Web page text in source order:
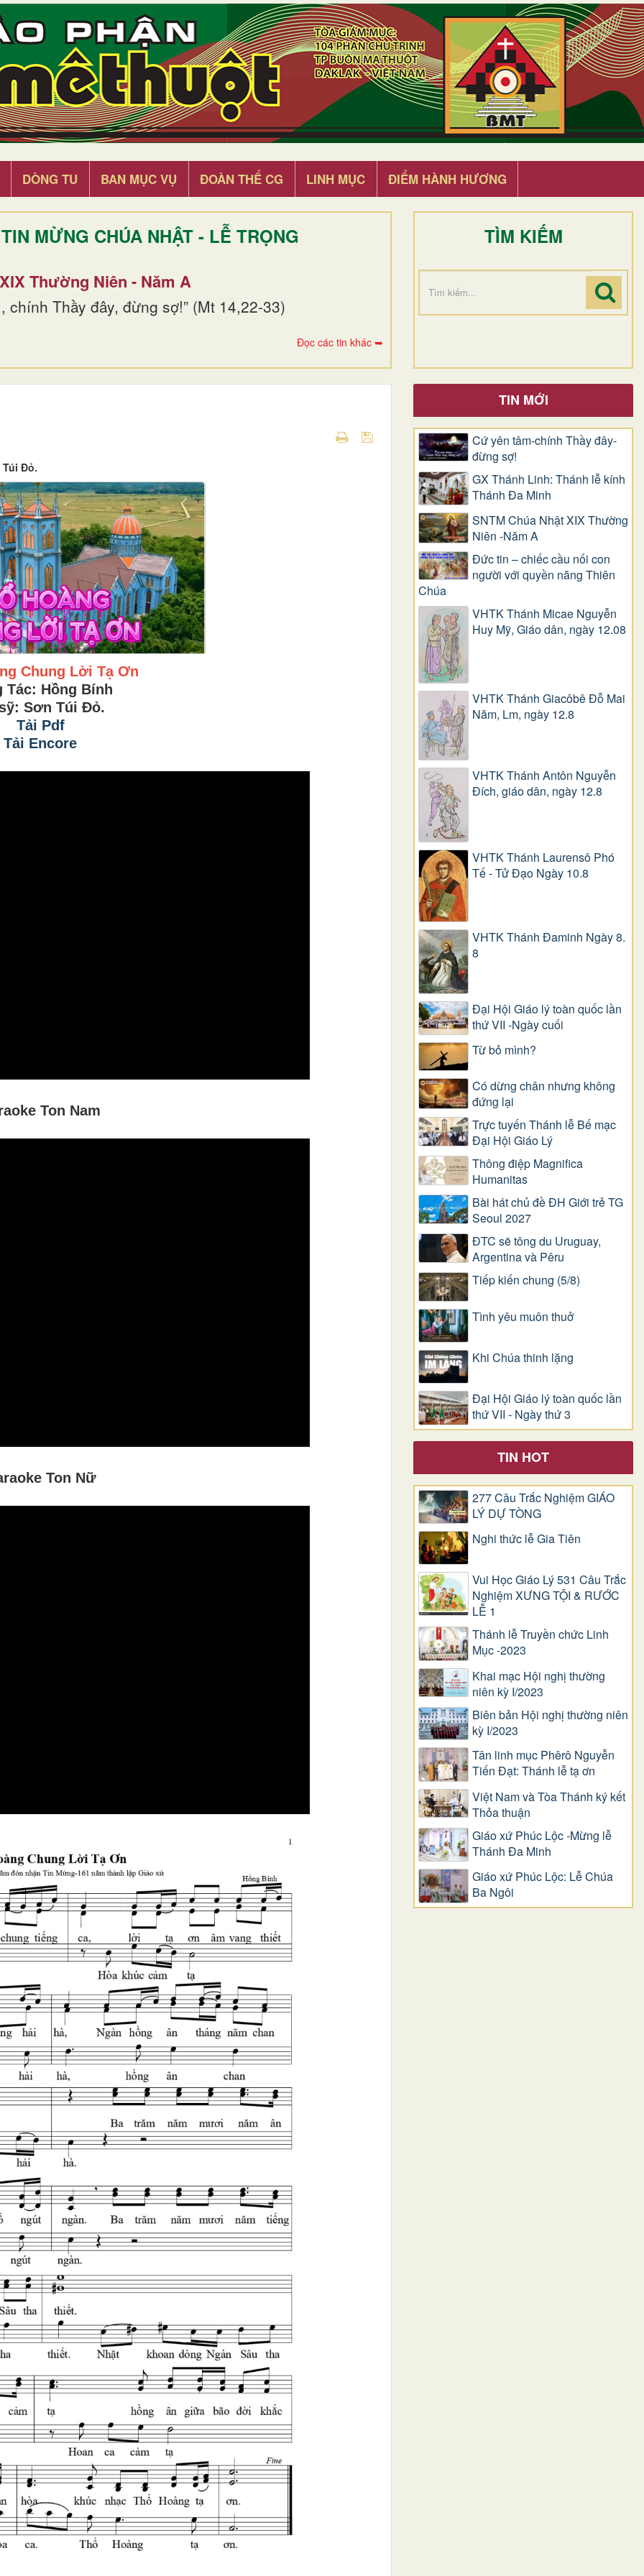
DÒNG TU BAN MỤC VỤ ĐOÀN THỂ CG LINH MỤC ĐIỂM HÀNH HƯƠNG
TIN MỪNG CHÚA NHẬT - LỄ TRỌNG
Thường Niên - Năm A
chính Thầy đây, đừng sợ!” (Mt 14,22-33)
Đọc các tin khác ➥
TÌM KIẾM
Túi Đỏ.
Chung Lời Tạ Ơn
Tác: Hồng Bính
Sơn Túi Đỏ.
Tải Pdf
Tải Encore
Ton Nam
Ton Nữ
TIN MỚI
Cứ yên tâm-chính Thầy đây-
đừng sợ!
GX Thánh Linh: Thánh lễ kính
Thánh Đa Minh
SNTM Chúa Nhật XIX Thường
Niên -Năm A
Đức tin – chiếc cầu nối con
người với quyền năng Thiên
Chúa
VHTK Thánh Micae Nguyễn
Huy Mỹ, Giáo dân, ngày 12.08
VHTK Thánh Giacôbê Ðỗ Mai
Năm, Lm, ngày 12.8
VHTK Thánh Antôn Nguyễn
Ðích, giáo dân, ngày 12.8
VHTK Thánh Laurensô Phó
Tế - Tử Đạo Ngày 10.8
VHTK Thánh Đaminh Ngày 8.
8
Đại Hội Giáo lý toàn quốc lần
thứ VII -Ngày cuối
Từ bỏ mình?
Có dừng chân nhưng không
đứng lại
Trực tuyến Thánh lễ Bế mạc
Đại Hội Giáo Lý
Thông điệp Magnifica
Humanitas
Bài hát chủ đề ĐH Giới trẻ TG
Seoul 2027
ĐTC sẽ tông du Uruguay,
Argentina và Pêru
Tiếp kiến chung (5/8)
Tình yêu muôn thuở
Khi Chúa thinh lặng
Đại Hội Giáo lý toàn quốc lần
thứ VII - Ngày thứ 3
TIN HOT
277 Câu Trắc Nghiệm GIÁO
LÝ DỰ TÒNG
Nghi thức lễ Gia Tiên
Vui Học Giáo Lý 531 Câu Trắc
Nghiệm XƯNG TỘI & RƯỚC
LỄ 1
Thánh lễ Truyền chức Linh
Mục -2023
Khai mạc Hội nghị thường
niên kỳ I/2023
Biên bản Hội nghị thường niên
kỳ I/2023
Tân linh mục Phêrô Nguyễn
Tiến Đạt: Thánh lễ tạ ơn
Việt Nam và Tòa Thánh ký kết
Thỏa thuận
Giáo xứ Phúc Lộc -Mừng lễ
Thánh Đa Minh
Giáo xứ Phúc Lộc: Lễ Chúa
Ba Ngôi